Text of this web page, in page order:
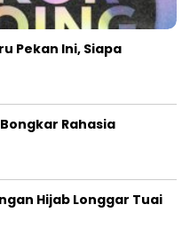
Pekan Ini, Siapa
Rahasia
Hijab Longgar Tuai